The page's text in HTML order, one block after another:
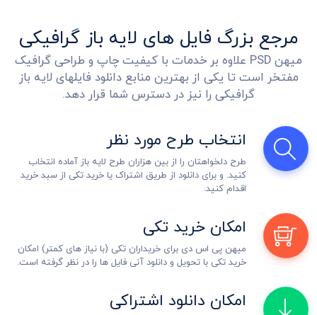
مرجع بزرگ فایل های لایه باز گرافیکی
میهن PSD علاوه بر خدمات با کیفیت چاپ و طراحی گرافیک
مفتخر است تا یکی از بهترین منابع دانلود فایلهای لایه باز
گرافیکی را نیز در دسترس شما قرار دهد.
انتخاب طرح مورد نظر
طرح دلخواهتان را از بین هزاران طرح لایه باز آماده انتخاب
کنید. و برای دانلود از طریق اشتراک یا خرید تکی از سبد خرید
اقدام کنید.
امکان خرید تکی
میهن پی اس دی برای خریداران تکی (با نیاز های کمتر) امکان
خرید تکی با تحویل و دانلود آنی فایل ها را در نظر گرفته است.
امکان دانلود اشتراکی